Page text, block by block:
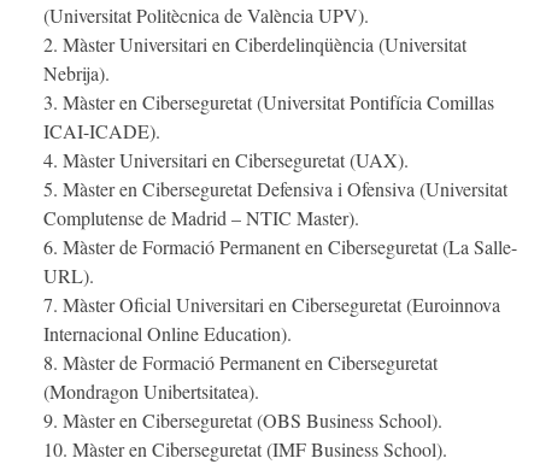
(Universitat Politècnica de València UPV).
Màster Universitari en Ciberdelinqüència (Universitat
Nebrija).
Màster en Ciberseguretat (Universitat Pontifícia Comillas
ICAI-ICADE).
Màster Universitari en Ciberseguretat (UAX).
Màster en Ciberseguretat Defensiva i Ofensiva (Universitat
Complutense de Madrid – NTIC Master).
Màster de Formació Permanent en Ciberseguretat (La Salle-
URL).
Màster Oficial Universitari en Ciberseguretat (Euroinnova
Internacional Online Education).
Màster de Formació Permanent en Ciberseguretat
(Mondragon Unibertsitatea).
Màster en Ciberseguretat (OBS Business School).
Màster en Ciberseguretat (IMF Business School).